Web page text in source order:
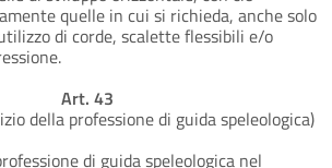
quelle in cui si richieda, anche solo
di corde, scalette flessibili e/o
Art. 43
della professione di guida speleologica)
di guida speleologica nel